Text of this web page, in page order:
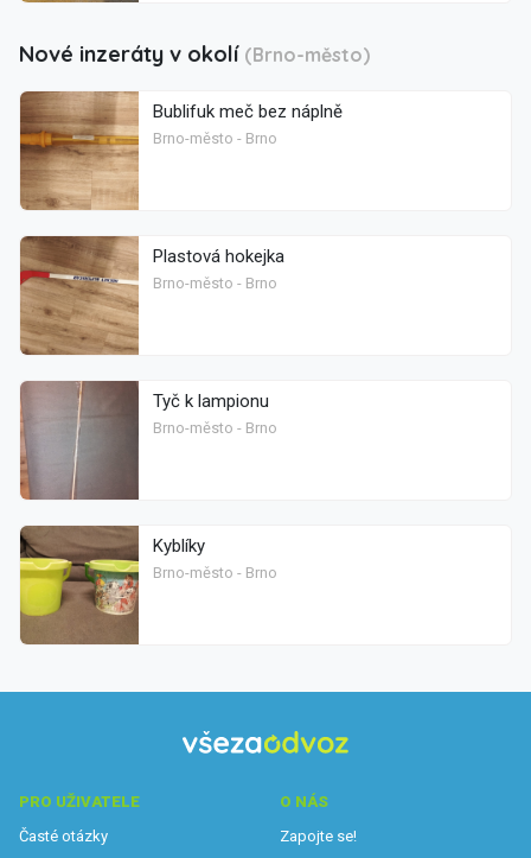
Nové inzeráty v okolí (Brno-město)
Bublifuk meč bez náplně
Brno-město - Brno
Plastová hokejka
Brno-město - Brno
Tyč k lampionu
Brno-město - Brno
Kyblíky
Brno-město - Brno
PRO UŽIVATELE
Časté otázky
O NÁS
Zapojte se!